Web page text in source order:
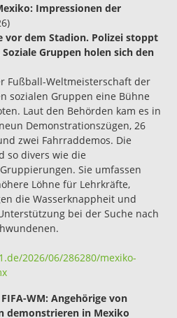
Impressionen der
vor dem Stadion. Polizei stoppt
Gruppen holen sich den
Fußball-Weltmeisterschaft der
sozialen Gruppen eine Bühne
Laut den Behörden kam es in
Demonstrationszügen, 26
zwei Fahrraddemos. Die
so divers wie die
Sie umfassen
Löhne für Lehrkräfte,
die Wasserknappheit und
bei der Suche nach
2026/06/286280/mexiko-
WM: Angehörige von
demonstrieren in Mexiko